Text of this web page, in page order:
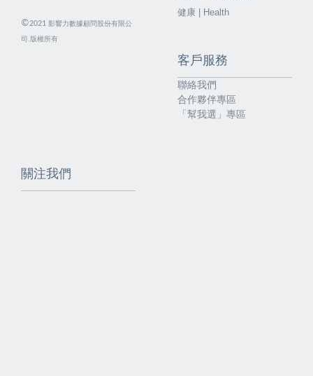
©2021 影響力數據顧問股份有限公
司.版權所有
健康 | Health
客戶服務
聯絡我們
合作夥伴專區
「幫我選」專區
關注我們